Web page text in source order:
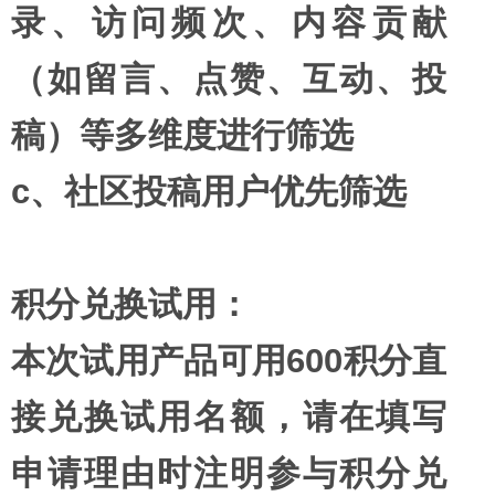
录、访问频次、内容贡献
（如留言、点赞、互动、投
稿）等多维度进行筛选
c、社区投稿用户优先筛选
积分兑换试用：
本次试用产品可用600积分直
接兑换试用名额，请在填写
申请理由时注明参与积分兑